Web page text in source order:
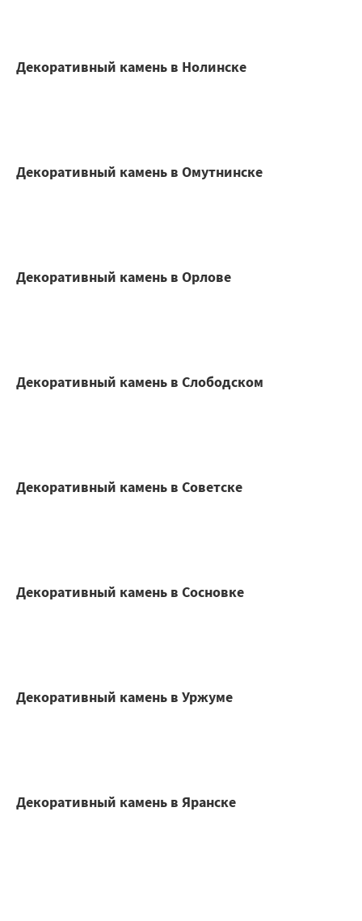
Декоративный камень в Нолинске
Декоративный камень в Омутнинске
Декоративный камень в Орлове
Декоративный камень в Слободском
Декоративный камень в Советске
Декоративный камень в Сосновке
Декоративный камень в Уржуме
Декоративный камень в Яранске